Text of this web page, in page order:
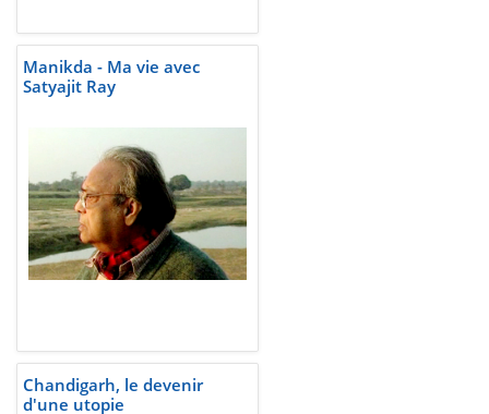
Manikda - Ma vie avec
Satyajit Ray
Chandigarh, le devenir
d'une utopie